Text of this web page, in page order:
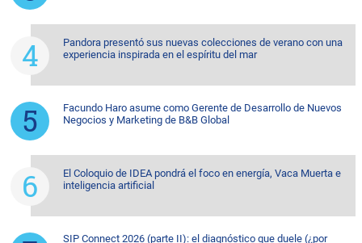
Pandora presentó sus nuevas colecciones de verano con una
experiencia inspirada en el espíritu del mar
Facundo Haro asume como Gerente de Desarrollo de Nuevos
Negocios y Marketing de B&B Global
El Coloquio de IDEA pondrá el foco en energía, Vaca Muerta e
inteligencia artificial
SIP Connect 2026 (parte II): el diagnóstico que duele (¿por